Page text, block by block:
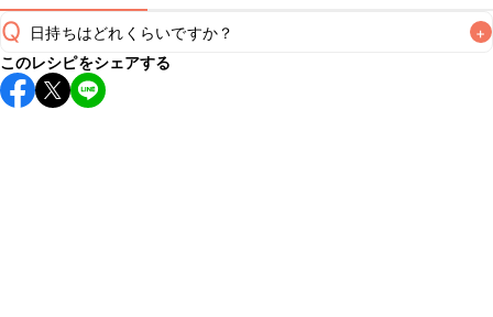
Q 日持ちはどれくらいですか？ +
保存期間は冷蔵で当日中が目安です。なるべくお早めにお召
し上がりください。
このレシピをシェアする